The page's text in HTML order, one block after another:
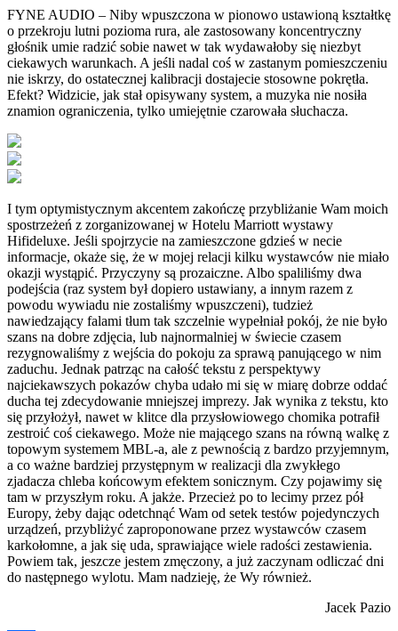
FYNE AUDIO – Niby wpuszczona w pionowo ustawioną kształtkę
o przekroju lutni pozioma rura, ale zastosowany koncentryczny
głośnik umie radzić sobie nawet w tak wydawałoby się niezbyt
ciekawych warunkach. A jeśli nadal coś w zastanym pomieszczeniu
nie iskrzy, do ostatecznej kalibracji dostajecie stosowne pokrętła.
Efekt? Widzicie, jak stał opisywany system, a muzyka nie nosiła
znamion ograniczenia, tylko umiejętnie czarowała słuchacza.
I tym optymistycznym akcentem zakończę przybliżanie Wam moich
spostrzeżeń z zorganizowanej w Hotelu Marriott wystawy
Hifideluxe. Jeśli spojrzycie na zamieszczone gdzieś w necie
informacje, okaże się, że w mojej relacji kilku wystawców nie miało
okazji wystąpić. Przyczyny są prozaiczne. Albo spaliliśmy dwa
podejścia (raz system był dopiero ustawiany, a innym razem z
powodu wywiadu nie zostaliśmy wpuszczeni), tudzież
nawiedzający falami tłum tak szczelnie wypełniał pokój, że nie było
szans na dobre zdjęcia, lub najnormalniej w świecie czasem
rezygnowaliśmy z wejścia do pokoju za sprawą panującego w nim
zaduchu. Jednak patrząc na całość tekstu z perspektywy
najciekawszych pokazów chyba udało mi się w miarę dobrze oddać
ducha tej zdecydowanie mniejszej imprezy. Jak wynika z tekstu, kto
się przyłożył, nawet w klitce dla przysłowiowego chomika potrafił
zestroić coś ciekawego. Może nie mającego szans na równą walkę z
topowym systemem MBL-a, ale z pewnością z bardzo przyjemnym,
a co ważne bardziej przystępnym w realizacji dla zwykłego
zjadacza chleba końcowym efektem sonicznym. Czy pojawimy się
tam w przyszłym roku. A jakże. Przecież po to lecimy przez pół
Europy, żeby dając odetchnąć Wam od setek testów pojedynczych
urządzeń, przybliżyć zaproponowane przez wystawców czasem
karkołomne, a jak się uda, sprawiające wiele radości zestawienia.
Powiem tak, jeszcze jestem zmęczony, a już zaczynam odliczać dni
do następnego wylotu. Mam nadzieję, że Wy również.
Jacek Pazio